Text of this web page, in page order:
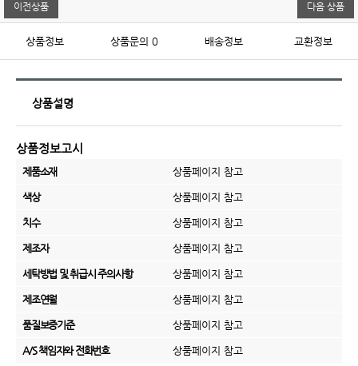
이전상품 다음 상품
상품정보 상품문의 0 배송정보 교환정보
상품설명
상품정보고시
제품소재 상품페이지 참고
색상 상품페이지 참고
치수 상품페이지 참고
제조자 상품페이지 참고
세탁방법 및 취급시 주의사항 상품페이지 참고
제조연월 상품페이지 참고
품질보증기준 상품페이지 참고
A/S 책임자와 전화번호 상품페이지 참고